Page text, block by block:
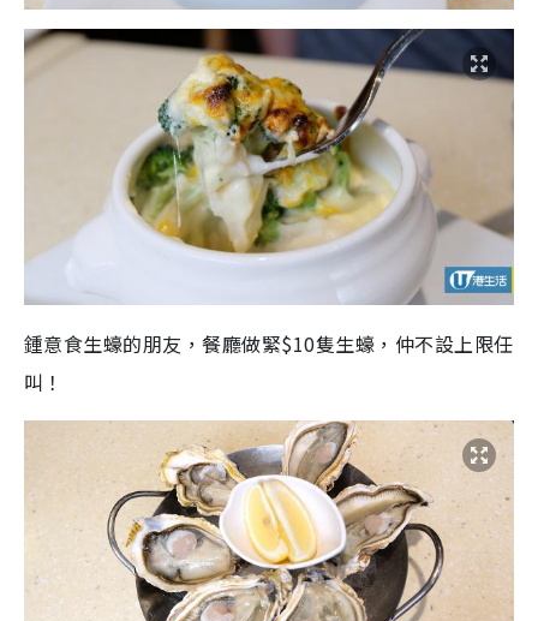
鍾意食生蠔的朋友，餐廳做緊$10隻生蠔，仲不設上限任
叫！